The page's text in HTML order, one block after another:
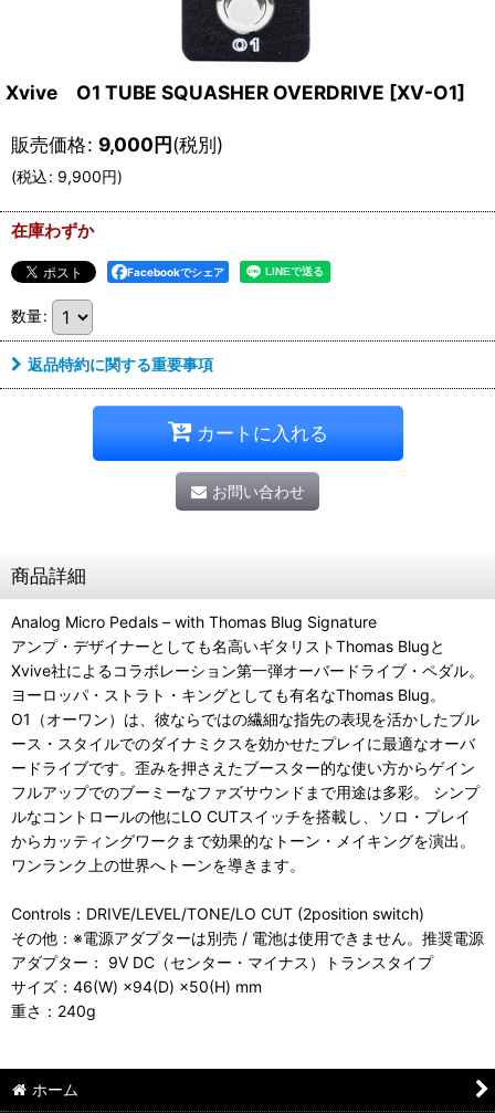
Xvive O1 TUBE SQUASHER OVERDRIVE [XV-O1]
販売価格: 9,000円(税別)
(税込: 9,900円)
在庫わずか
Facebookでシェア
数量:
返品特約に関する重要事項
カートに入れる
お問い合わせ
商品詳細
Analog Micro Pedals – with Thomas Blug Signature
アンプ・デザイナーとしても名高いギタリストThomas Blugと
Xvive社によるコラボレーション第一弾オーバードライブ・ペダル。
ヨーロッパ・ストラト・キングとしても有名なThomas Blug。
O1（オーワン）は、彼ならではの繊細な指先の表現を活かしたブル
ース・スタイルでのダイナミクスを効かせたプレイに最適なオーバ
ードライブです。歪みを押さえたブースター的な使い方からゲイン
フルアップでのブーミーなファズサウンドまで用途は多彩。 シンプ
ルなコントロールの他にLO CUTスイッチを搭載し、ソロ・プレイ
からカッティングワークまで効果的なトーン・メイキングを演出。
ワンランク上の世界へトーンを導きます。
Controls：DRIVE/LEVEL/TONE/LO CUT (2position switch)
その他：※電源アダプターは別売 / 電池は使用できません。推奨電源
アダプター： 9V DC（センター・マイナス）トランスタイプ
サイズ：46(W) ×94(D) ×50(H) mm
重さ：240g
ホーム